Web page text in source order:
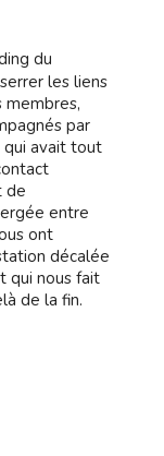
du
les liens
par
qui avait tout
de
entre
ont
décalée
qui nous fait
de la fin.